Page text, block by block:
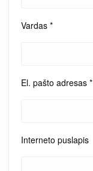
Vardas *
El. pašto adresas *
Interneto puslapis